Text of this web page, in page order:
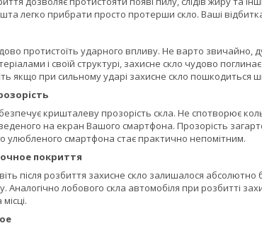
легко прибрати просто протерши скло. Ваші
протистоїть ударного впливу. Не варто
і своїй структурі, захисне скло чудово
якщо при сильному ударі захисне скло
кришталеву прозорість скла. Не спотворює
на екран Вашого смартфона. Прозорість
улюбленого смартфона стає практично непомітним.
покриття
після розбиття захисне скло залишалося
Аналогічно лобового скла автомобіля при розбитті